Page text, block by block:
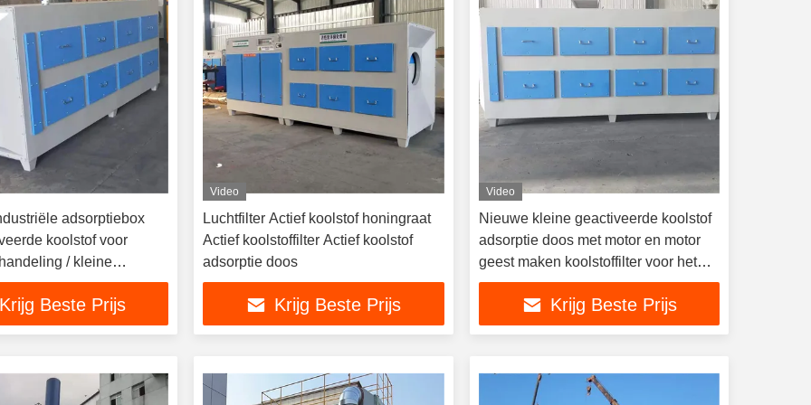
adsorptiebox
koolstof voor
/ kleine
voor geactiveerde
Krijg Beste Prijs
Video
Luchtfilter Actief koolstof honingraat
Actief koolstoffilter Actief koolstof
adsorptie doos
Krijg Beste Prijs
Video
Nieuwe kleine geactiveerde koolstof
adsorptie doos met motor en motor
geest maken koolstoffilter voor het
vegen van luchtverontreinigende
Krijg Beste Prijs